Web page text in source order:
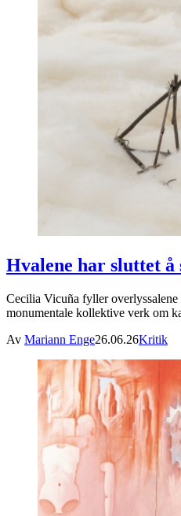
Hvalene har sluttet å
Cecilia Vicuña fyller
monumentale kollektive verk om
Av Mariann Enge26.06.26Kritik